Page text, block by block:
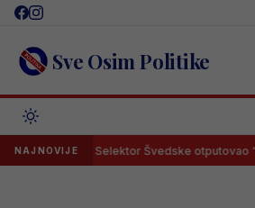
Skip
content Sve Osim Politike
NAJNOVIJESelektor Švedske otputovao “na